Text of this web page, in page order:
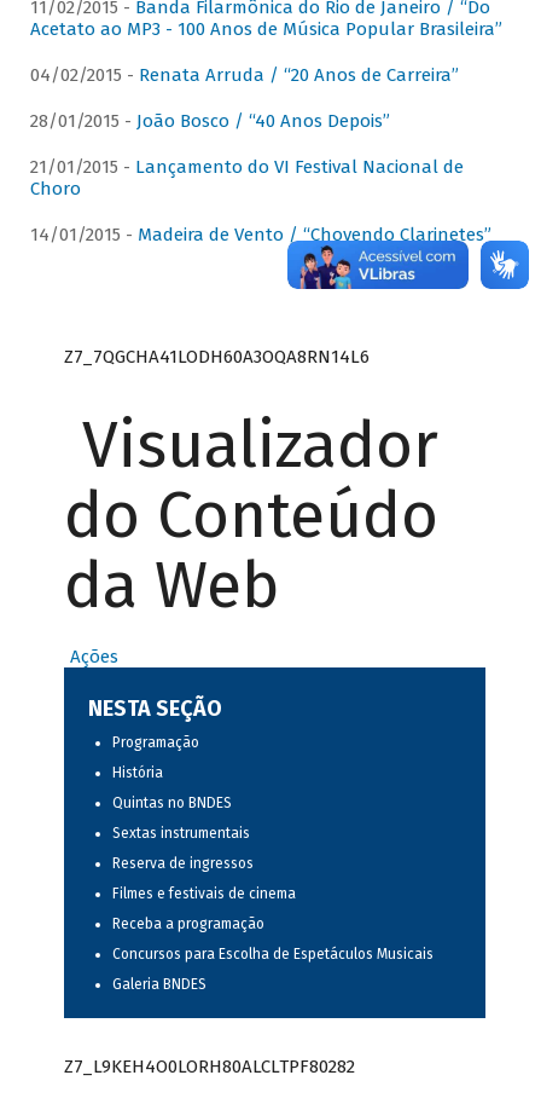
11/02/2015 - Banda Filarmônica do Rio de Janeiro / “Do
Acetato ao MP3 - 100 Anos de Música Popular Brasileira”
04/02/2015 - Renata Arruda / “20 Anos de Carreira”
28/01/2015 - João Bosco / “40 Anos Depois”
21/01/2015 - Lançamento do VI Festival Nacional de
Choro
14/01/2015 - Madeira de Vento / “Chovendo Clarinetes”
Z7_7QGCHA41LODH60A3OQA8RN14L6
Visualizador
do Conteúdo
da Web
Ações
NESTA SEÇÃO
Programação
História
Quintas no BNDES
Sextas instrumentais
Reserva de ingressos
Filmes e festivais de cinema
Receba a programação
Concursos para Escolha de Espetáculos Musicais
Galeria BNDES
Z7_L9KEH4O0LORH80ALCLTPF80282